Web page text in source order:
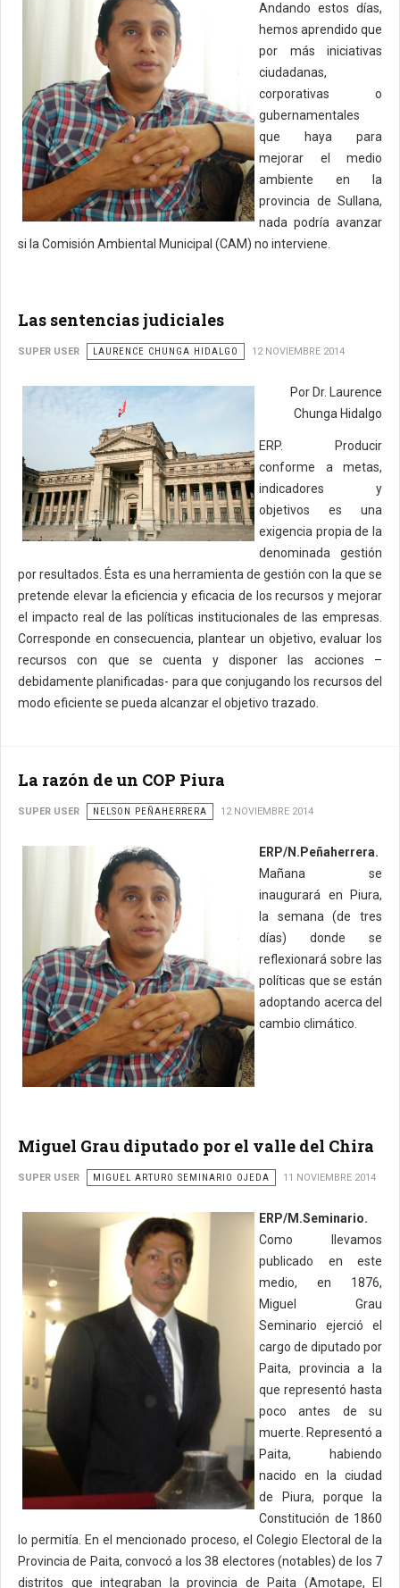
Andando estos días,
hemos aprendido que
por más iniciativas
ciudadanas,
corporativas o
gubernamentales
que haya para
mejorar el medio
ambiente en la
provincia de Sullana,
nada podría avanzar
si la Comisión Ambiental Municipal (CAM) no interviene.
Las sentencias judiciales
SUPER USER LAURENCE CHUNGA HIDALGO 12 NOVIEMBRE 2014
Por Dr. Laurence
Chunga Hidalgo
ERP. Producir
conforme a metas,
indicadores y
objetivos es una
exigencia propia de la
denominada gestión
por resultados. Ésta es una herramienta de gestión con la que se
pretende elevar la eficiencia y eficacia de los recursos y mejorar
el impacto real de las políticas institucionales de las empresas.
Corresponde en consecuencia, plantear un objetivo, evaluar los
recursos con que se cuenta y disponer las acciones –
debidamente planificadas- para que conjugando los recursos del
modo eficiente se pueda alcanzar el objetivo trazado.
La razón de un COP Piura
SUPER USER NELSON PEÑAHERRERA 12 NOVIEMBRE 2014
ERP/N.Peñaherrera.
Mañana se
inaugurará en Piura,
la semana (de tres
días) donde se
reflexionará sobre las
políticas que se están
adoptando acerca del
cambio climático.
Miguel Grau diputado por el valle del Chira
SUPER USER MIGUEL ARTURO SEMINARIO OJEDA 11 NOVIEMBRE 2014
ERP/M.Seminario.
Como llevamos
publicado en este
medio, en 1876,
Miguel Grau
Seminario ejerció el
cargo de diputado por
Paita, provincia a la
que representó hasta
poco antes de su
muerte. Representó a
Paita, habiendo
nacido en la ciudad
de Piura, porque la
Constitución de 1860
lo permitía. En el mencionado proceso, el Colegio Electoral de la
Provincia de Paita, convocó a los 38 electores (notables) de los 7
distritos que integraban la provincia de Paita (Amotape, El